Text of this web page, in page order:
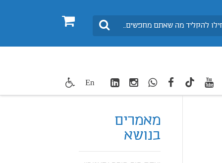
0 חיפוש
twitter
youtube
TikTok
facebook
WhatsApp
Instagram
LinkedIn
En
מאמרים
בנושא